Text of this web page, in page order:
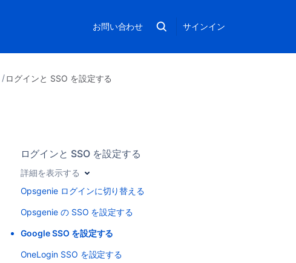
お問い合わせ サインイン
ログインと SSO を設定する
ログインと SSO を設定する
詳細を表示する
Opsgenie ログインに切り替える
Opsgenie の SSO を設定する
Google SSO を設定する
OneLogin SSO を設定する